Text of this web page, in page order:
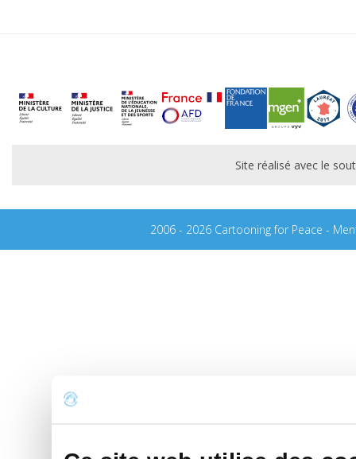
Site réalisé avec le
2006 - 2026 Cartooning for Peace -